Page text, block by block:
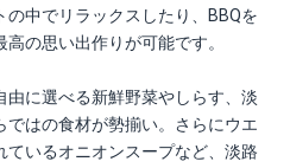
中でリラックスしたり、BBQを
の思い出作りが可能です。
由に選べる新鮮野菜やしらす、淡
はの食材が勢揃い。さらにウエ
ているオニオンスープなど、淡路